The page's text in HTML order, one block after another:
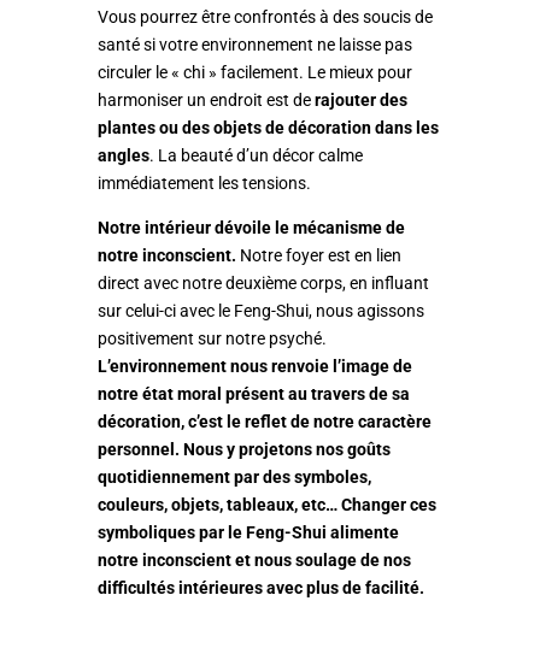
Vous pourrez être confrontés à des soucis de
santé si votre environnement ne laisse pas
circuler le « chi » facilement. Le mieux pour
harmoniser un endroit est derajouter des
plantes ou des objets de décoration dans les
angles. La beauté d’un décor calme
immédiatement les tensions.
Notre intérieur dévoile le mécanisme de
notre inconscient. Notre foyer est en lien
direct avec notre deuxième corps, en influant
sur celui-ci avec le Feng-Shui, nous agissons
positivement sur notre psyché.
L’environnement nous renvoie l’image de
notre état moral présent au travers de sa
décoration, c’est le reflet de notre caractère
personnel. Nous y projetons nos goûts
quotidiennement par des symboles,
couleurs, objets, tableaux, etc… Changer ces
symboliques par le Feng-Shui alimente
notre inconscient et nous soulage de nos
difficultés intérieures avec plus de facilité.